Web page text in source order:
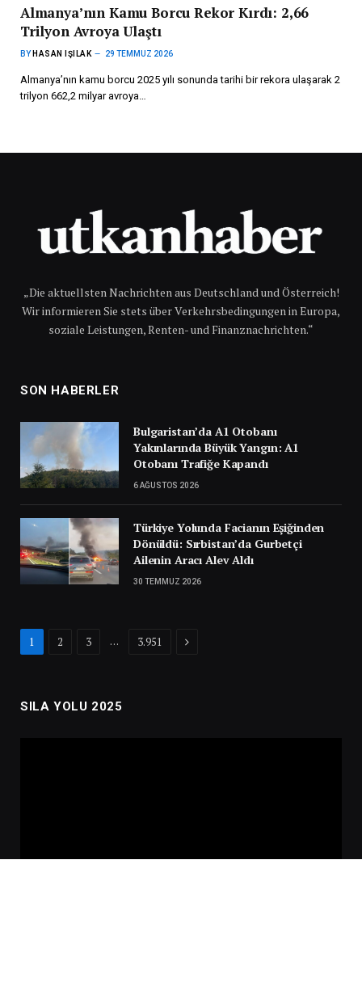
Almanya’nın Kamu Borcu Rekor Kırdı: 2,66
Trilyon Avroya Ulaştı
BY HASAN IŞILAK 29 TEMMUZ 2026
Almanya’nın kamu borcu 2025 yılı sonunda tarihi bir rekora ulaşarak 2
trilyon 662,2 milyar avroya…
„Die aktuellsten Nachrichten aus Deutschland und Österreich!
Wir informieren Sie stets über Verkehrsbedingungen in Europa,
soziale Leistungen, Renten- und Finanznachrichten.“
SON HABERLER
Bulgaristan’da A1 Otobanı
Yakınlarında Büyük Yangın: A1
Otobanı Trafiğe Kapandı
6 AĞUSTOS 2026
Türkiye Yolunda Facianın Eşiğinden
Dönüldü: Sırbistan’da Gurbetçi
Ailenin Aracı Alev Aldı
30 TEMMUZ 2026
1 2 3 … 3.951 Next
SILA YOLU 2025